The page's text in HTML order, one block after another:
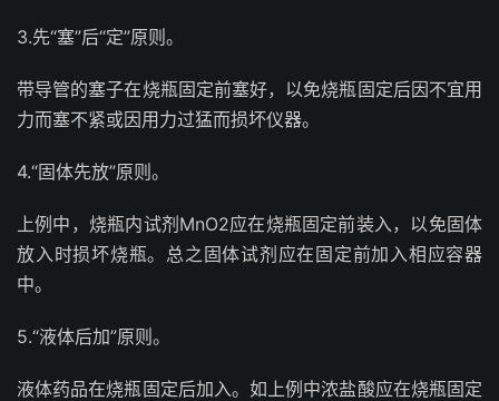
3.先“塞”后“定”原则。
带导管的塞子在烧瓶固定前塞好，以免烧瓶固定后因不宜用
力而塞不紧或因用力过猛而损坏仪器。
4.“固体先放”原则。
上例中，烧瓶内试剂MnO2应在烧瓶固定前装入，以免固体
放入时损坏烧瓶。总之固体试剂应在固定前加入相应容器
中。
5.“液体后加”原则。
液体药品在烧瓶固定后加入。如上例中浓盐酸应在烧瓶固定